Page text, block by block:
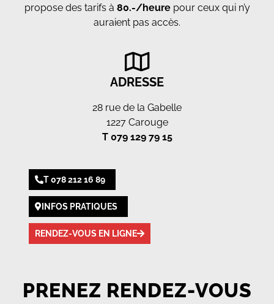
propose des tarifs à 80.-/heurepour ceux qui n’y
auraient pas accès.
ADRESSE
28 rue de la Gabelle
1227 Carouge
T 079 129 79 15
T 078 212 16 89
INFOS PRATIQUES
RENDEZ-VOUS EN LIGNE
PRENEZ RENDEZ-VOUS